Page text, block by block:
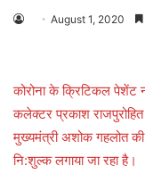
August 1, 2020
कोरोना के क्रिटिकल पेशेंट
कलेक्टर प्रकाश
मुख्यमंत्री अशोक गहलोत
नि:शुल्क लगाया जा रहा है।